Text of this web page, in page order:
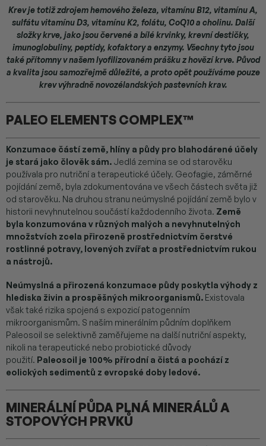
Krev je totiž zdrojem hemového železa, vitamínu B12, vitamínu A,
sulfátu vitamínu D3, vitamínu K2, folátu, CoQ10 a cholinu. Další
složky krve, jako jsou červené a bílé krvinky, krevní destičky,
imunoglobuliny, peptidy, kofaktory a enzymy. Všechny tyto jsou
také přítomny v našem lyofilizovaném prášku z hovězí krve. Původ
a kvalita jsou samozřejmě důležité, a proto opět používáme pouze
krev výhradně novozélandských pastevních krav.
PALEO ELEMENTS COMPLEX™
Konzumace částí země, hlíny a půdy pro blahodárené účely
je stará jako člověk sám. Jedlá zemina se od starověku
používala pro nutriční a terapeutické účely. Geofagie, záměrné
pojídání země, byla zdokumentována ve všech částech světa již
od starověku. Na druhou stranu neúmyslné pojídání země bylo v
historii nevyhnutelnou součástí každodenního života. Země
byla konzumována v různých malých a nevyhnutelných
množstvích zcela přirozeně prostřednictvím čerstvé
rostlinné potravy, lovených zvířat a prostřednictvím rukou
a nástrojů.
Neúmyslná a přirozená konzumace půdy poskytla výhody z
hlediska živin a prospěšných mikroorganismů. Existovala
však také rizika spojená s expozicí patogenním
mikroorganismům. S naším minerálním půdním doplňkem
Paleosoil se selektivně zaměřujeme na další nutriční aspekty,
nikoli na terapeutické nebo probiotické důvody
použití. Paleosoil je 100% přírodní a čistá a pochází z
eolických sedimentů z evropské doby ledové.
MINERÁLNÍ PŮDA PLNÁ MINERÁLŮ A
STOPOVÝCH PRVKŮ